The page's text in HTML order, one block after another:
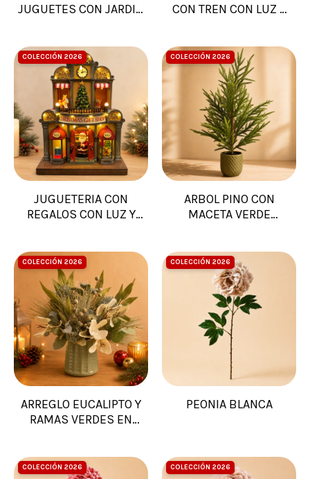
JUGUETES CON JARDIN
CON TREN CON LUZ Y
COLECCIÓN 2026
JUGUETERIA CON
REGALOS CON LUZ Y
COLECCIÓN 2026
ARBOL PINO CON
MACETA VERDE
COLECCIÓN 2026
ARREGLO EUCALIPTO Y
RAMAS VERDES EN
COLECCIÓN 2026
PEONIA BLANCA
COLECCIÓN 2026 COLECCIÓN 2026